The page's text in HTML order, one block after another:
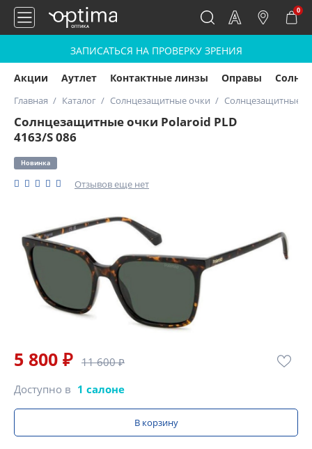
0
ЗАПИСАТЬСЯ НА ПРОВЕРКУ ЗРЕНИЯ
Акции Аутлет Контактные линзы Оправы
Главная Каталог Солнцезащитные очки Солнцезащитные
Солнцезащитные очки Polaroid PLD
4163/S 086
Новинка
Отзывов еще нет
5 800 ₽ 11 600 ₽
Доступно в 1 салоне
В корзину